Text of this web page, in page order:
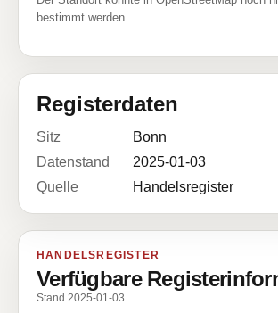
bestimmt werden.
Registerdaten
Sitz
Bonn
Datenstand
2025-01-03
Quelle
Handelsregister
HANDELSREGISTER
Verfügbare
Stand 2025-01-03